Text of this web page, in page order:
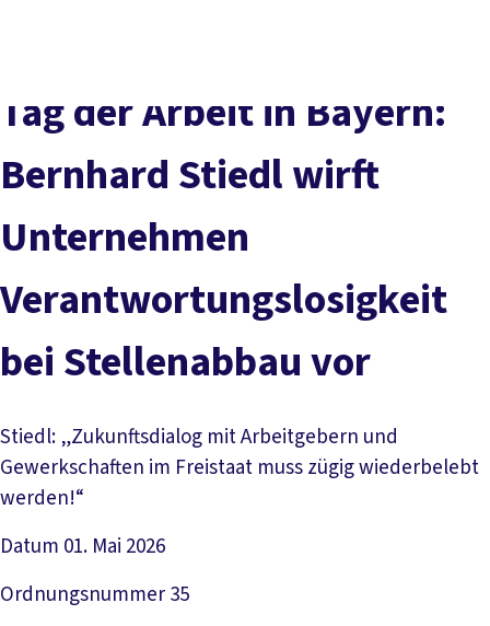
Service
Mitmachen
Tag der Arbeit in Bayern:
Bernhard Stiedl wirft
Unternehmen
Verantwortungslosigkeit
bei Stellenabbau vor
Stiedl: „Zukunftsdialog mit Arbeitgebern und
Gewerkschaften im Freistaat muss zügig wiederbelebt
werden!“
Datum 01. Mai 2026
Ordnungsnummer35